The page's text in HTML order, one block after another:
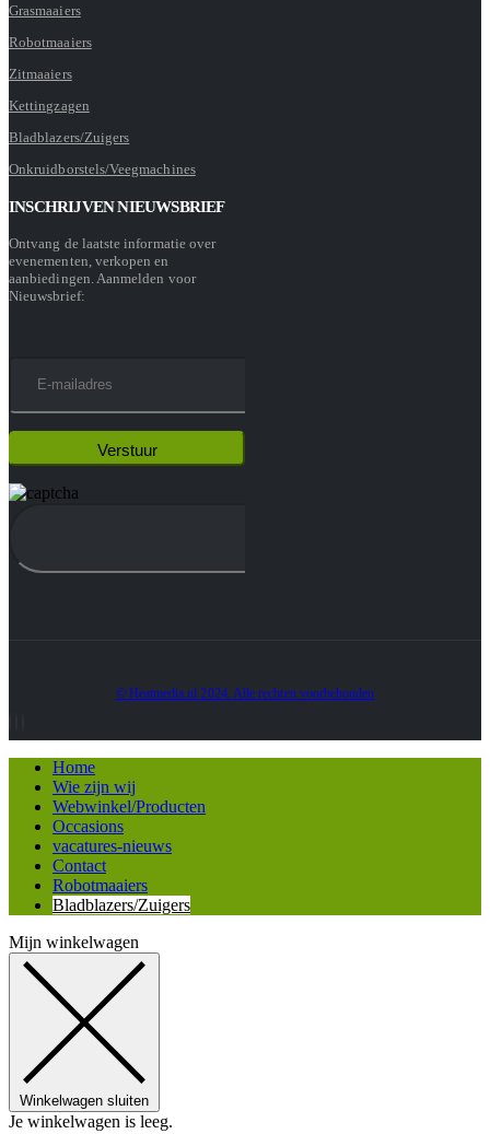
Grasmaaiers
Robotmaaiers
Zitmaaiers
Kettingzagen
Bladblazers/Zuigers
Onkruidborstels/Veegmachines
INSCHRIJVEN NIEUWSBRIEF
Ontvang de laatste informatie over
evenementen, verkopen en
aanbiedingen. Aanmelden voor
Nieuwsbrief:
© Heatmedia.nl 2024. Alle rechten voorbehouden
Home
Wie zijn wij
Webwinkel/Producten
Occasions
vacatures-nieuws
Contact
Robotmaaiers
Bladblazers/Zuigers
Mijn winkelwagen
Winkelwagen sluiten
Je winkelwagen is leeg.